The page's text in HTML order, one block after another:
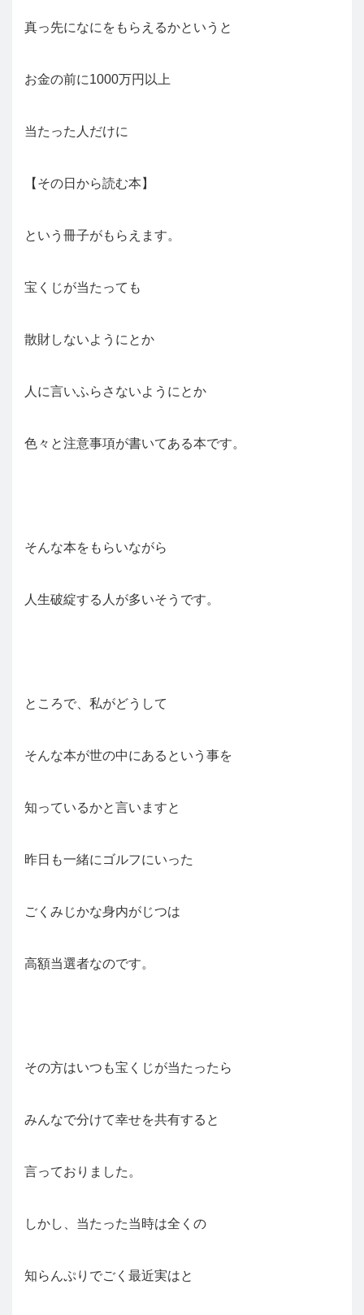
真っ先になにをもらえるかというと
お金の前に1000万円以上
当たった人だけに
【その日から読む本】
という冊子がもらえます。
宝くじが当たっても
散財しないようにとか
人に言いふらさないようにとか
色々と注意事項が書いてある本です。
そんな本をもらいながら
人生破綻する人が多いそうです。
ところで、私がどうして
そんな本が世の中にあるという事を
知っているかと言いますと
昨日も一緒にゴルフにいった
ごくみじかな身内がじつは
高額当選者なのです。
その方はいつも宝くじが当たったら
みんなで分けて幸せを共有すると
言っておりました。
しかし、当たった当時は全くの
知らんぷりでごく最近実はと